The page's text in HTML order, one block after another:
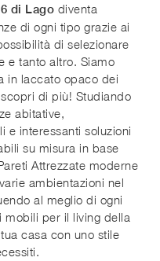
di Lago diventa
di ogni tipo grazie ai
di selezionare
e tanto altro. Siamo
in laccato opaco dei
di più! Studiando
abitative,
e interessanti soluzioni
su misura in base
Attrezzate moderne
ambientazioni nel
al meglio di ogni
mobili per il living della
casa con uno stile